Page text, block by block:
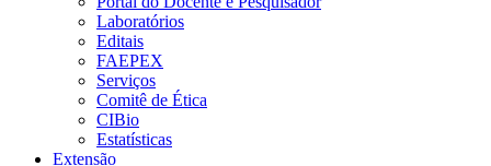
Laboratórios
Editais
FAEPEX
Serviços
Comitê de Ética
CIBio
Estatísticas
Extensão